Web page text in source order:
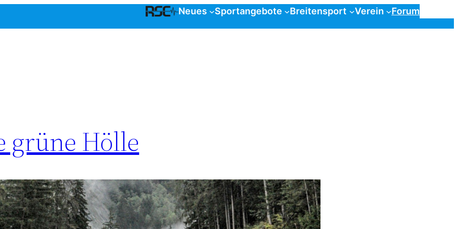
Neues Sportangebote Breitensport Verein Forum
grüne Hölle